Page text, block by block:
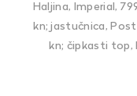
Haljina, Imperial,
kn; jastučnica,
kn; čipkasti top,